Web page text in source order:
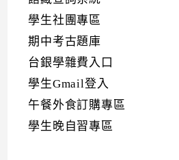
學生社團專區
期中考古題庫
台銀學雜費入口
學生Gmail登入
午餐外食訂購專區
學生晚自習專區